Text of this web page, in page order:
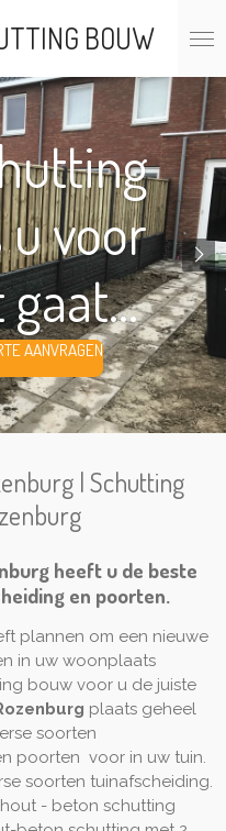
BOUW
u voor
AANVRAGEN
| Schutting
heeft u de beste
en poorten.
plannen om een nieuwe
in uw woonplaats
bouw voor u de juiste
plaats geheel
soorten
poorten voor in uw tuin.
soorten tuinafscheiding.
- beton schutting